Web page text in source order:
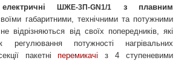
ШЖЕ-3П-GN1/1
з плавним
габаритними, технічними та потужними
відрізняються від своїх попередників, які
регулювання потужності нагрівальних
пакетніперемикачі з 4 ступеневими